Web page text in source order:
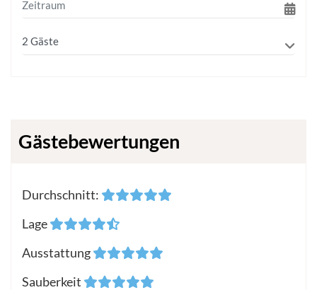
Gästebewertungen
Durchschnitt:
Lage
Ausstattung
Sauberkeit